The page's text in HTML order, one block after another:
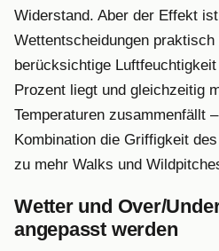
Widerstand. Aber der Effekt
Wettentscheidungen
berücksichtige
Prozent liegt und gleichzeitig
Temperaturen zusammenfällt
Kombination die Griffigkeit
zu mehr Walks und
Wetter und Over/
angepasst werden